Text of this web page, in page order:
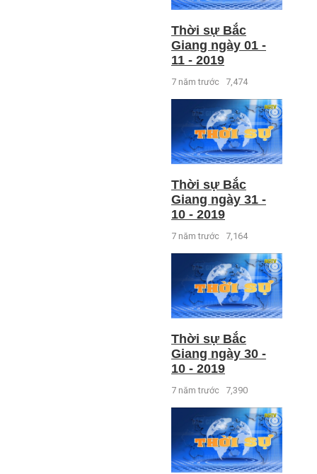
Thời sự Bắc
Giang ngày 01 -
11 - 2019
7 năm trước 7,474
Thời sự Bắc
Giang ngày 31 -
10 - 2019
7 năm trước 7,164
Thời sự Bắc
Giang ngày 30 -
10 - 2019
7 năm trước 7,390